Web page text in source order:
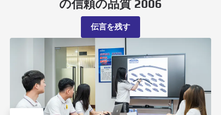
の信頼の品質 2006
伝言を残す